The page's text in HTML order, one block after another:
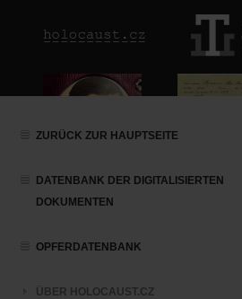
ZURÜCK ZUR HAUPTSEITE
DATENBANK DER DIGITALISIERTEN
DOKUMENTEN
OPFERDATENBANK
ÜBER HOLOCAUST.CZ